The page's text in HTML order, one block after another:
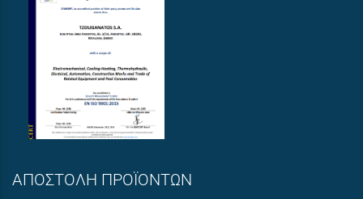
ΑΠΟΣΤΟΛΗ ΠΡΟΪΟΝΤΩΝ